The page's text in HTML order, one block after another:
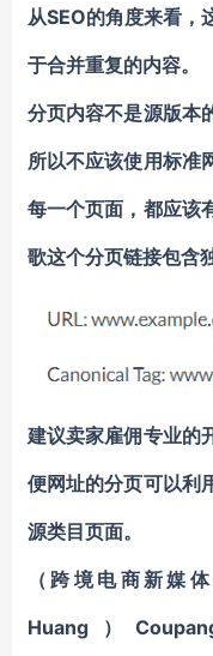
从SEO的角度来看，
于合并重复的内容。
分页内容不是源版本
所以不应该使用标准
每一个页面，都应该
歌这个分页链接包含
建议卖家雇佣专业的
便网址的分页可以利
源类目页面。
（跨境电商新媒
Huang）